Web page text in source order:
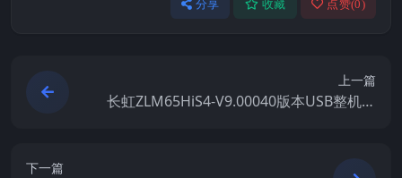
分享 收藏 点赞(0)
上一篇
长虹ZLM65HiS4-V9.00040版本USB整机软
下一篇